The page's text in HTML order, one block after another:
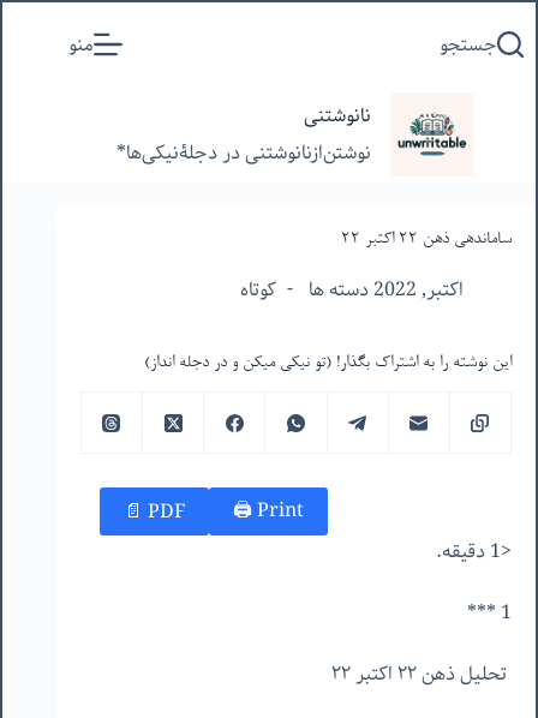
به
جستجو منو
نانوشتنی
نوشتن‌از‌نانوشتنی‌ در‌ دجلۀنیکی‌ها*
ساماندهی ذهن ٢٢ اکتبر ٢٢
اکتبر, 2022 دسته ها کوتاه
این نوشته را به اشتراک بگذار! (تو نیکی میکن و در دجله انداز)
Print 🖨
PDF 📄
<1 دقیقه.
1 ***
تحلیل ذهن ٢٢ اکتبر ٢٢